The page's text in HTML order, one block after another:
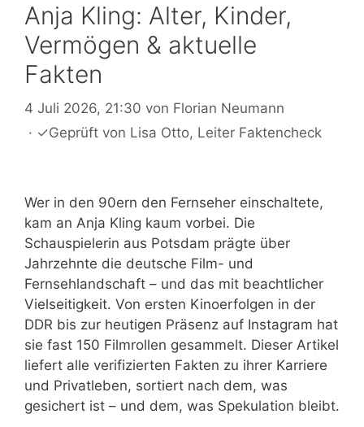
Anja Kling: Alter, Kinder,
Vermögen & aktuelle
Fakten
4 Juli 2026, 21:30 von Florian Neumann
· ✓Geprüft von Lisa Otto, Leiter Faktencheck
Wer in den 90ern den Fernseher einschaltete,
kam an Anja Kling kaum vorbei. Die
Schauspielerin aus Potsdam prägte über
Jahrzehnte die deutsche Film- und
Fernsehlandschaft – und das mit beachtlicher
Vielseitigkeit. Von ersten Kinoerfolgen in der
DDR bis zur heutigen Präsenz auf Instagram hat
sie fast 150 Filmrollen gesammelt. Dieser Artikel
liefert alle verifizierten Fakten zu ihrer Karriere
und Privatleben, sortiert nach dem, was
gesichert ist – und dem, was Spekulation bleibt.